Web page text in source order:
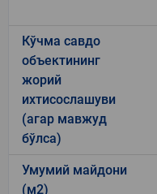
Кўчма савдо
объектининг
жорий
ихтисослашуви
(агар мавжуд
бўлса)
Умумий майдони
(м2)